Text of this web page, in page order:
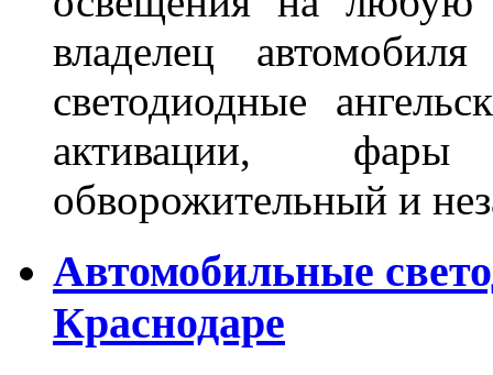
владелец
светодиодные
активации, фары
обворожительный и
Автомобильные
Краснодаре